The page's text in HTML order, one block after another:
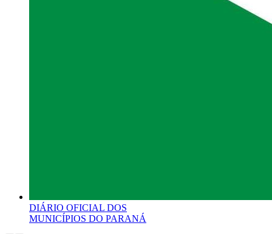
DIÁRIO OFICIAL DOS
MUNICÍPIOS DO PARANÁ